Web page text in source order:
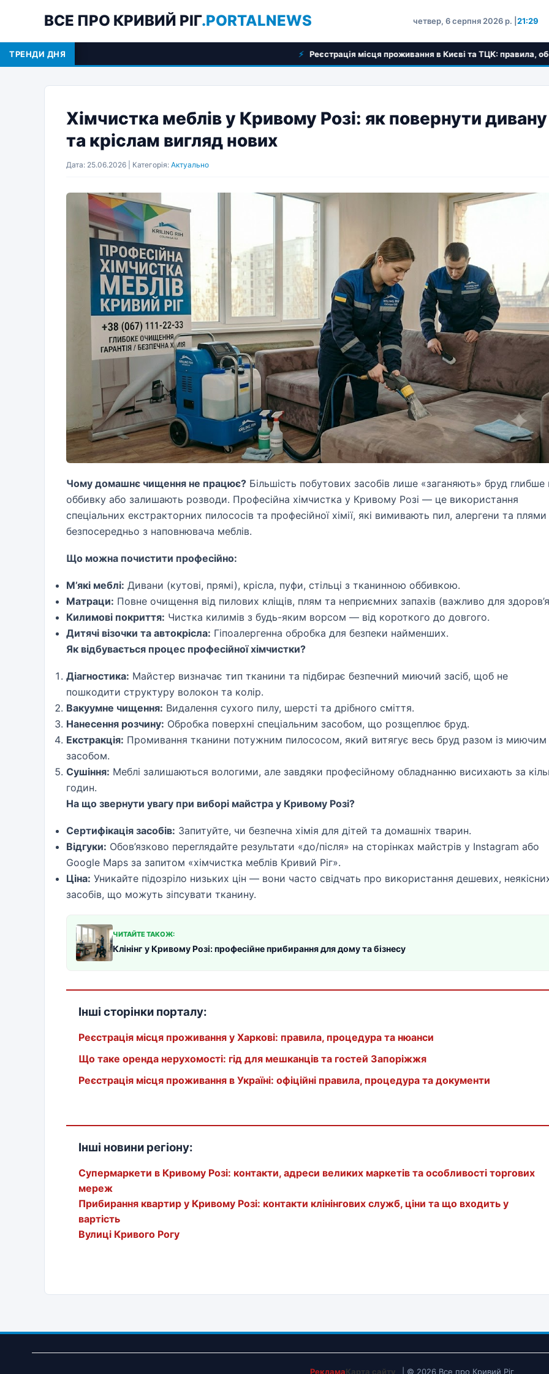
ВСЕ ПРО КРИВИЙ РІГ.PORTALNEWS четвер, 6 серпня 2026 р. | 21:29
ТРЕНДИ ДНЯ Реєстрація місця проживання в Києві та ТЦК: правила, обов'язки та
Хімчистка меблів у Кривому Розі: як повернути дивану
та кріслам вигляд нових
Дата: 25.06.2026 | Категорія: Актуально
Чому домашнє чищення не працює? Більшість побутових засобів лише «заганяють» бруд глибше
оббивку або залишають розводи. Професійна хімчистка у Кривому Розі — це використання
спеціальних екстракторних пилососів та професійної хімії, які вимивають пил, алергени та плями
безпосередньо з наповнювача меблів.
Що можна почистити професійно:
М’які меблі: Дивани (кутові, прямі), крісла, пуфи, стільці з тканинною оббивкою.
Матраци: Повне очищення від пилових кліщів, плям та неприємних запахів (важливо для
Килимові покриття: Чистка килимів з будь-яким ворсом — від короткого до довгого.
Дитячі візочки та автокрісла: Гіпоалергенна обробка для безпеки найменших.
Як відбувається процес професійної хімчистки?
Діагностика: Майстер визначає тип тканини та підбирає безпечний миючий засіб, щоб не
пошкодити структуру волокон та колір.
Вакуумне чищення: Видалення сухого пилу, шерсті та дрібного сміття.
Нанесення розчину: Обробка поверхні спеціальним засобом, що розщеплює бруд.
Екстракція: Промивання тканини потужним пилососом, який витягує весь бруд разом із миючим
засобом.
Сушіння: Меблі залишаються вологими, але завдяки професійному обладнанню висихають за
годин.
На що звернути увагу при виборі майстра у Кривому Розі?
Сертифікація засобів: Запитуйте, чи безпечна хімія для дітей та домашніх тварин.
Відгуки: Обов’язково переглядайте результати «до/після» на сторінках майстрів у Instagram або
Google Maps за запитом «хімчистка меблів Кривий Ріг».
Ціна: Уникайте підозріло низьких цін — вони часто свідчать про використання дешевих,
засобів, що можуть зіпсувати тканину.
ЧИТАЙТЕ ТАКОЖ:
Клінінг у Кривому Розі: професійне прибирання для дому та бізнесу
Інші сторінки порталу:
Реєстрація місця проживання у Харкові: правила, процедура та нюанси
Що таке оренда нерухомості: гід для мешканців та гостей Запоріжжя
Реєстрація місця проживання в Україні: офіційні правила, процедура та документи
Інші новини регіону:
Супермаркети в Кривому Розі: контакти, адреси великих маркетів та особливості торгових
мереж
Прибирання квартир у Кривому Розі: контакти клінінгових служб, ціни та що входить у
вартість
Вулиці Кривого Рогу
РекламаКарта сайту | © 2026 Все про Кривий Ріг